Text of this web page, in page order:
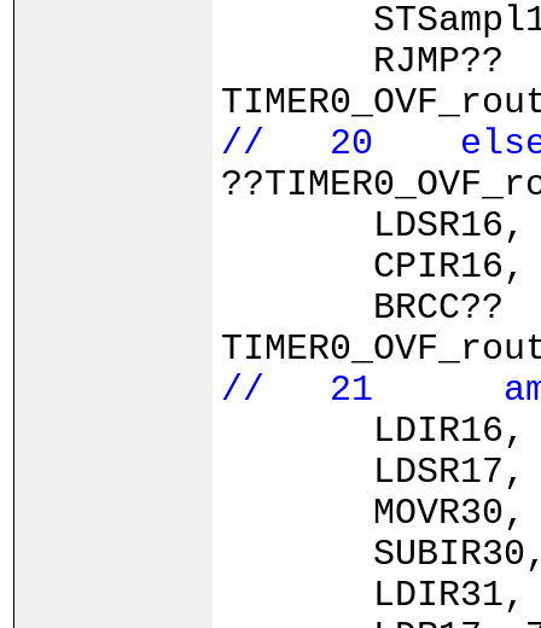
RJMP??
// 20 else
LDSR16,
CPIR16,
BRCC??
// 21 ampl1
LDIR16,
LDSR17,
MOVR30,
SUBIR30,
LDIR31,